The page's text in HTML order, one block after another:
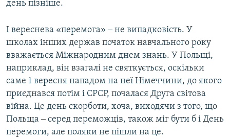
день пізніше.
І вереснева «перемога» ‒ не випадковість. У
школах інших держав початок навчального року
вважається Міжнародним днем знань. У Польщі,
наприклад, він взагалі не святкується, оскільки
саме 1 вересня нападом на неї Німеччини, до якого
приєднався потім і СРСР, почалася Друга світова
війна. Це день скорботи, хоча, виходячи з того, що
Польща ‒ серед переможців, також міг бути б і День
перемоги, але поляки не пішли на це.